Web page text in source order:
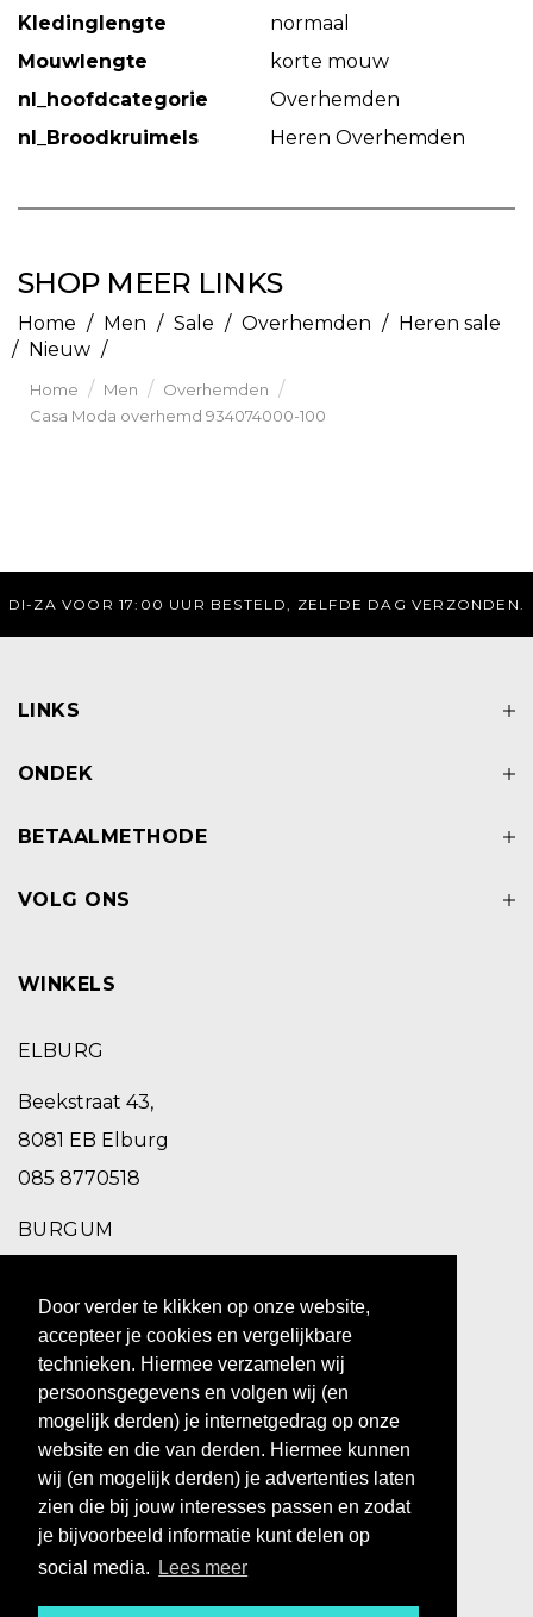
Door verder te klikken op onze website,
accepteer je cookies en vergelijkbare
technieken. Hiermee verzamelen wij
persoonsgegevens en volgen wij (en
mogelijk derden) je internetgedrag op onze
website en die van derden. Hiermee kunnen
wij (en mogelijk derden) je advertenties laten
zien die bij jouw interesses passen en zodat
je bijvoorbeeld informatie kunt delen op
social media.
Lees meer
Kledinglengte
normaal
Mouwlengte
korte mouw
nl_hoofdcategorie
Overhemden
nl_Broodkruimels
Heren Overhemden
SHOP MEER LINKS
Home / Men / Sale / Overhemden / Heren sale
/ Nieuw /
Home / Men / Overhemden /
Casa Moda overhemd 934074000-100
VERZONDEN. GRATIS VERZENDING BOVEN
LINKS
ONDEK
BETAALMETHODE
VOLG ONS
WINKELS
ELBURG
Beekstraat 43,
8081 EB Elburg
085 8770518
BURGUM
9251 EC Burgum
0511 469 260
ZUIDHORN
Hoofdstraat 10,
9801 BX Zuidhorn
0594 769 010